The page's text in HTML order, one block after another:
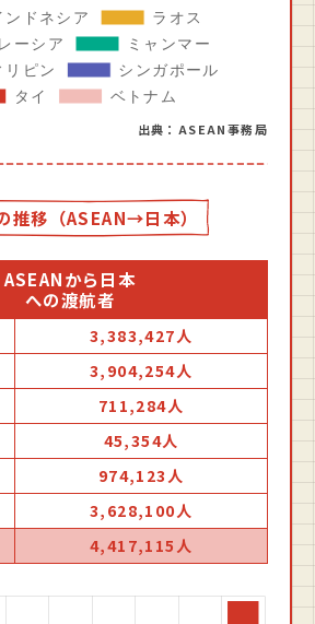
出典：ASEAN事務局
推移（ASEAN→日本）
ASEANから日本
への渡航者
3,383,427人
3,904,254人
711,284人
45,354人
974,123人
3,628,100人
4,417,115人